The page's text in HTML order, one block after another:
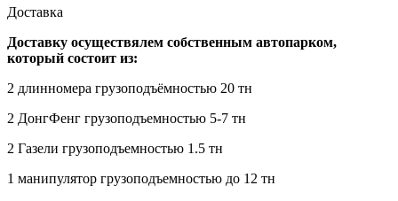
Доставка
Доставку осуществялем собственным автопарком,
который состоит из:
2 длинномера грузоподъёмностью 20 тн
2 ДонгФенг грузоподъемностью 5-7 тн
2 Газели грузоподъемностью 1.5 тн
1 манипулятор грузоподъемностью до 12 тн